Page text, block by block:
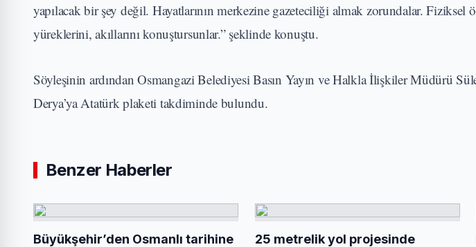
yapılacak bir şey değil. Hayatlarının merkezine gazeteciliği almak zorundalar.
yüreklerini, akıllarını konuştursunlar.” şeklinde konuştu.
Söyleşinin ardından Osmangazi Belediyesi Basın Yayın ve Halkla İlişkiler Müdürü
Derya’ya Atatürk plaketi takdiminde bulundu.
Benzer Haberler
Büyükşehir’den Osmanlı tarihine
25 metrelik yol projesinde